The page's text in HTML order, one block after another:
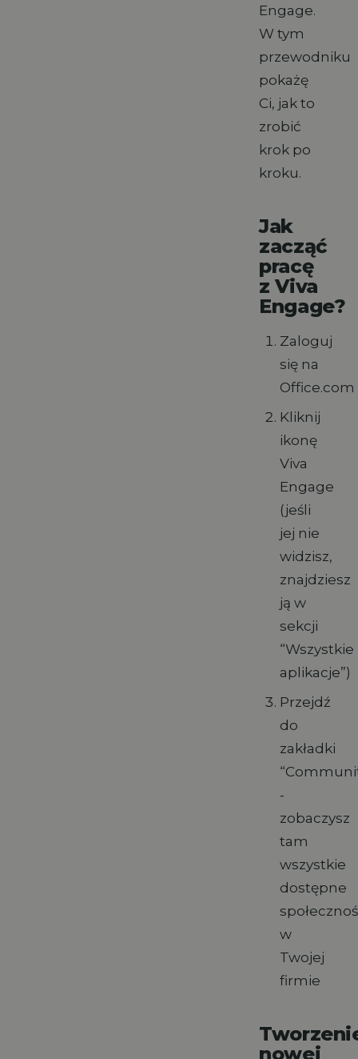
Engage.
W tym
przewodniku
pokażę
Ci, jak to
zrobić
krok po
kroku.
Jak
zacząć
pracę
z Viva
Engage?
Zaloguj
się na
Office.com
Kliknij
ikonę
Viva
Engage
(jeśli
jej nie
widzisz,
znajdziesz
ją w
sekcji
“Wszystkie
aplikacje”)
Przejdź
do
zakładki
-
zobaczysz
tam
wszystkie
dostępne
w
Twojej
firmie
nowej